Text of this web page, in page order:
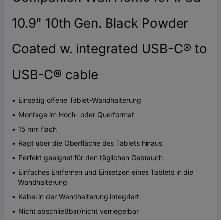
10.9" 10th Gen. Black Powder
Coated w. integrated USB-C® to
USB-C® cable
Einseitig offene Tablet-Wandhalterung
Montage im Hoch- oder Querformat
15 mm flach
Ragt über die Oberfläche des Tablets hinaus
Perfekt geeignet für den täglichen Gebrauch
Einfaches Entfernen und Einsetzen eines Tablets in die
Wandhalterung
Kabel in der Wandhalterung integriert
Nicht abschließbar/nicht verriegelbar